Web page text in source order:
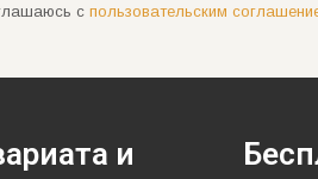
с пользовательским
и